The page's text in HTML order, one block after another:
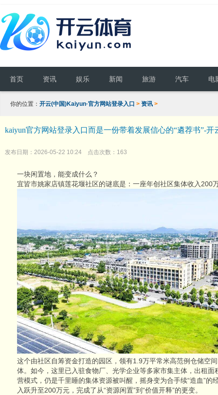
首页 资讯 娱乐 新闻 旅游 汽车 电
你的位置： 开云(中国)Kaiyun·官方网站登录入口 > 资讯 >
kaiyun官方网站登录入口而是一份带着发展信心的“遴荐书”-开
发布日期：2026-05-22 10:24 点击次数：163
一块闲置地，能变成什么？
宜皆市姚家店镇莲花堰社区的谜底是：一座年创社区集体收入200
这个由社区自筹资金打造的园区，领有1.9万平常米高范例仓储空
体。如今，这里已入驻食物厂、光学企业等多家市集主体，出租
营模式，仍是千里睡的集体资源被叫醒，摇身变为合手续“造血”
入跃升至200万元，完成了从“资源闲置”到“价值开释”的更变。